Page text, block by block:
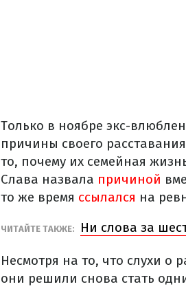
Только в ноябре экс-
причины своего
то, почему их семейная
Слава назвала причиной
то же время ссылался на
ЧИТАЙТЕ ТАКЖЕ: Ни слова за
Несмотря на то, что слухи о
они решили снова стать